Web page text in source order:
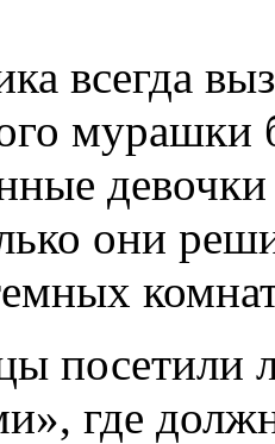
всегда
мурашки
они
посетили
где